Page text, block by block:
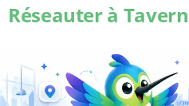
Réseauter à